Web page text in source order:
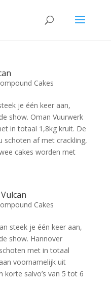
Cakes
je één keer aan,
show. Oman Vuurwerk
in totaal 1,8kg kruit. De
schoten af met crackling,
cakes worden met
Cakes
steek je één keer aan,
show. Hannover
met in totaal
voornamelijk uit
korte salvo’s van 5 tot 6